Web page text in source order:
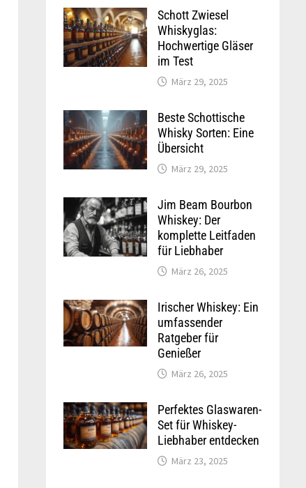
Schott Zwiesel
Whiskyglas:
Hochwertige Gläser
im Test
März 29, 2025
Beste Schottische
Whisky Sorten: Eine
Übersicht
März 29, 2025
Jim Beam Bourbon
Whiskey: Der
komplette Leitfaden
für Liebhaber
März 26, 2025
Irischer Whiskey: Ein
umfassender
Ratgeber für
Genießer
März 26, 2025
Perfektes Glaswaren-
Set für Whiskey-
Liebhaber entdecken
März 23, 2025